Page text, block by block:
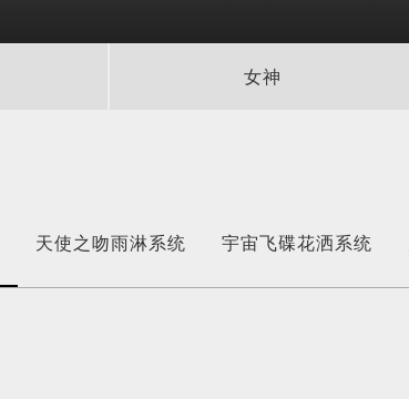
女神
天使之吻雨淋系统 宇宙飞碟花洒系统